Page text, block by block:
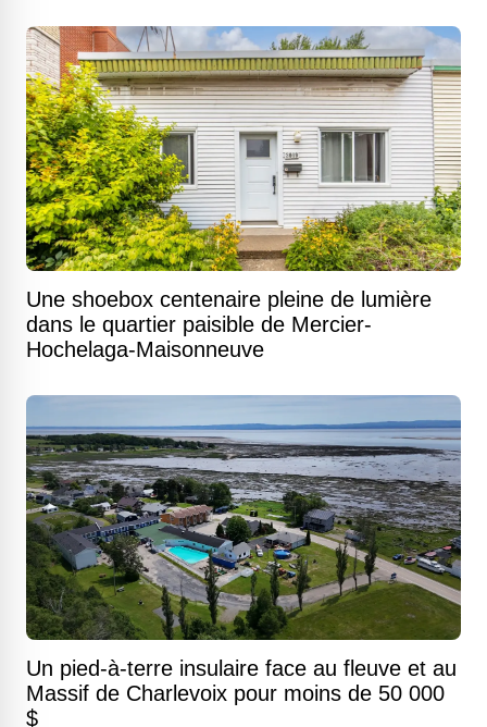
Une shoebox centenaire pleine de lumière
dans le quartier paisible de Mercier-
Hochelaga-Maisonneuve
Un pied-à-terre insulaire face au fleuve et au
Massif de Charlevoix pour moins de 50 000
$